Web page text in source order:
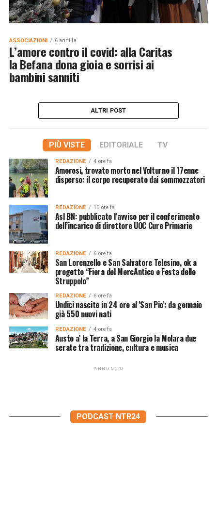
ASSOCIAZIONI 6 anni fa
L’amore contro il covid: alla Caritas
la Befana dona gioia e sorrisi ai
bambini sanniti
ALTRI POST
PIÙ VISTE EDITORIALE TV
REDAZIONE 4 ore fa
Amorosi, trovato morto nel Volturno il 17enne
disperso: il corpo recuperato dai sommozzatori
REDAZIONE 10 ore fa
Asl BN: pubblicato l’avviso per il conferimento
dell’incarico di direttore UOC Cure Primarie
REDAZIONE 6 ore fa
San Lorenzello e San Salvatore Telesino, ok a
progetto “Fiera del MercAntico e Festa dello
Struppolo”
REDAZIONE 6 ore fa
Undici nascite in 24 ore al 'San Pio': da gennaio
già 550 nuovi nati
REDAZIONE 4 ore fa
Austo a’ la Terra, a San Giorgio la Molara due
serate tra tradizione, cultura e musica
ANNUNCIO
PODCAST NTR24